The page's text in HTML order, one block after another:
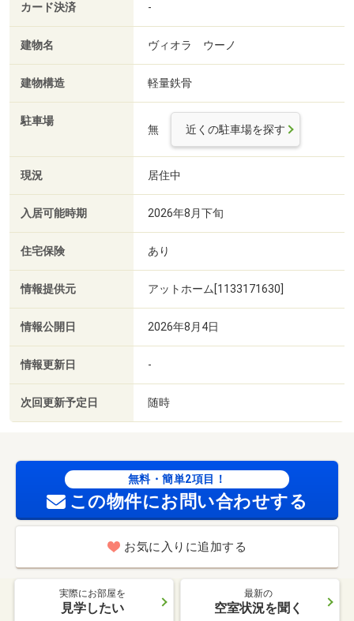
カード決済 -
建物名 ヴィオラ ウーノ
建物構造 軽量鉄骨
駐車場
無 近くの駐車場を探す
現況 居住中
入居可能時期 2026年8月下旬
住宅保険 あり
情報提供元 アットホーム[1133171630]
情報公開日 2026年8月4日
情報更新日 -
次回更新予定日 随時
無料・簡単2項目！
この物件にお問い合わせする
お気に入りに追加する
実際にお部屋を
見学したい
最新の
空室状況を聞く